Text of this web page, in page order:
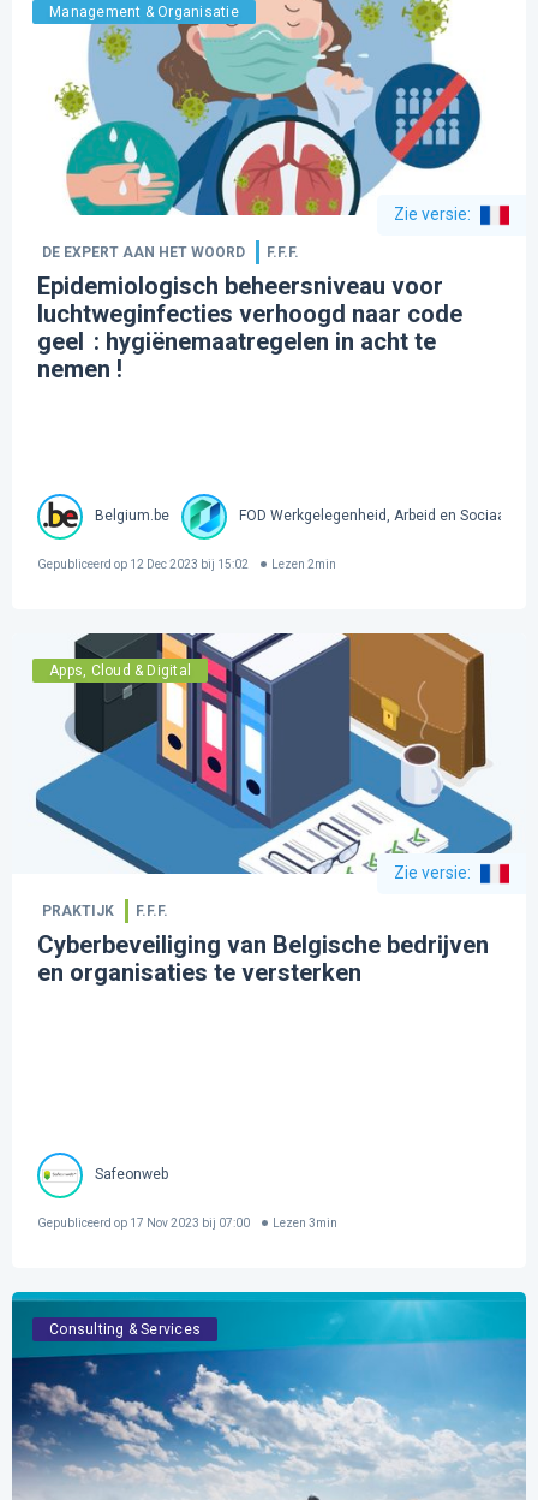
Management & Organisatie
Zie versie:
DE EXPERT AAN HET WOORD F.F.F.
Epidemiologisch beheersniveau voor
luchtweginfecties verhoogd naar code
geel : hygiënemaatregelen in acht te
nemen !
Belgium.be FOD Werkgelegenheid, Arbeid en Sociaal
Gepubliceerd op 12 Dec 2023 bij 15:02 Lezen 2min
Apps, Cloud & Digital
Zie versie:
PRAKTIJK F.F.F.
Cyberbeveiliging van Belgische bedrijven
en organisaties te versterken
Safeonweb
Gepubliceerd op 17 Nov 2023 bij 07:00 Lezen 3min
Consulting & Services